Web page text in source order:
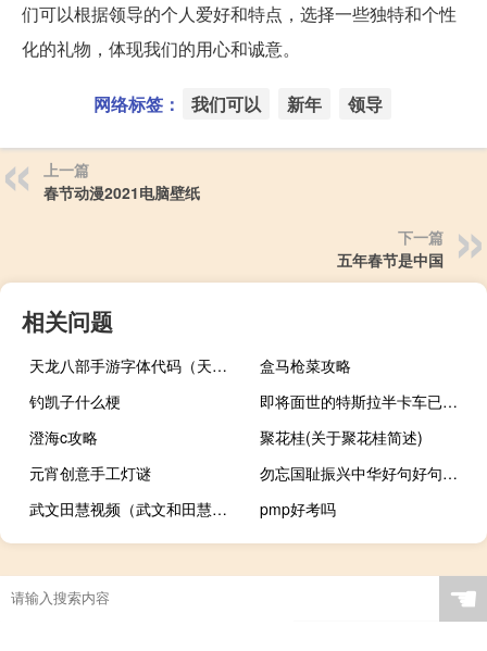
们可以根据领导的个人爱好和特点，选择一些独特和个性
化的礼物，体现我们的用心和诚意。
网络标签： 我们可以 新年 领导
上一篇
春节动漫2021电脑壁纸
下一篇
五年春节是中国
相关问题
天龙八部手游字体代码（天龙八部个人说明字体代码带图）
盒马枪菜攻略
钓凯子什么梗
即将面世的特斯拉半卡车已经过预览展示了其前部轮廓
澄海c攻略
聚花桂(关于聚花桂简述)
元宵创意手工灯谜
勿忘国耻振兴中华好句好句摘抄
武文田慧视频（武文和田慧的结婚照）
pmp好考吗
☚